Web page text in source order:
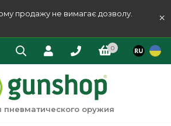
продажу не вимагає дозволу.
×
0
пневматического оружия